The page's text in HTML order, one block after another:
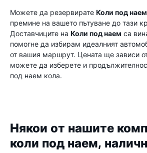
Можете да резервирате Коли под наем
премине на вашето пътуване до тази
Доставчиците на Коли под наем са
помогне да избирам идеалният
от вашия маршрут. Цената ще зависи
можете да изберете и
под наем кола.
Някои от нашите
коли под наем,